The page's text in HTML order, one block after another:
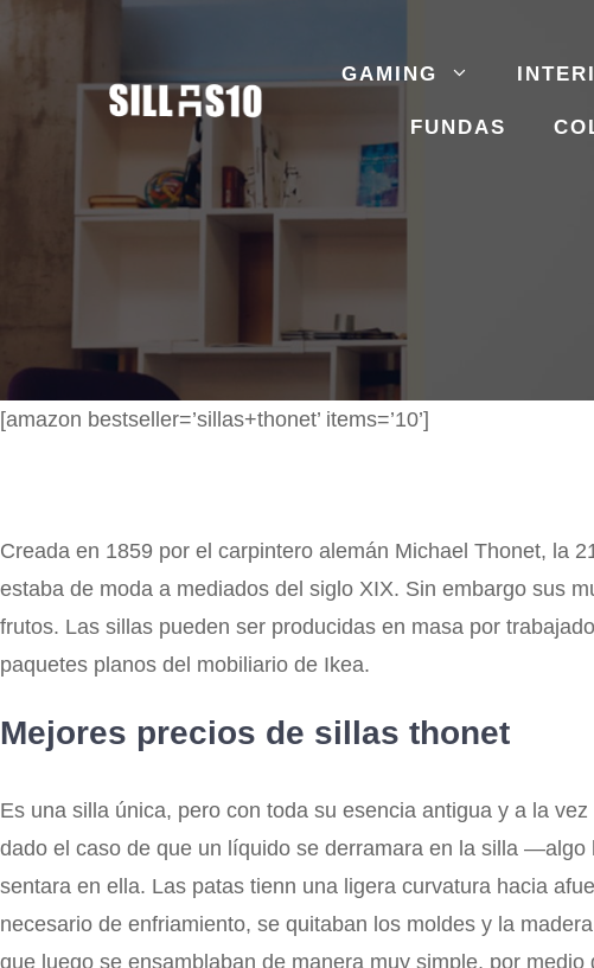
contenido
GAMING
FUNDAS
[amazon bestseller=’sillas+thonet’ items=’10’]
Creada en 1859 por el carpintero alemán Michael Thonet, la
estaba de moda a mediados del siglo XIX. Sin embargo sus
frutos. Las sillas pueden ser producidas en masa por
paquetes planos del mobiliario de Ikea.
Mejores precios de sillas thonet
Es una silla única, pero con toda su esencia antigua y a la
dado el caso de que un líquido se derramara en la silla
sentara en ella. Las patas tienn una ligera curvatura hacia
necesario de enfriamiento, se quitaban los moldes y la
que luego se ensamblaban de manera muy simple, por